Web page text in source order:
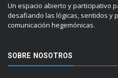
Un espacio abierto y participativo
desafiando las lógicas, sentidos y
comunicación hegemónicas.
SOBRE NOSOTROS